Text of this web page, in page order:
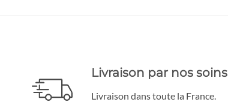
Livraison par nos soins
Livraison dans toute la France.